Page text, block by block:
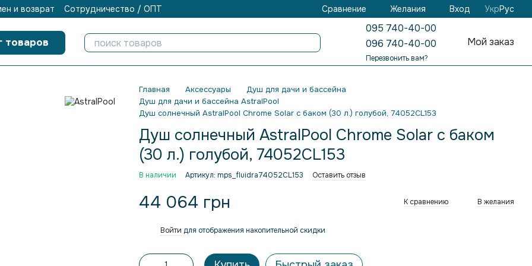
и возврат Сотрудничество / ОПТ Сравнение Желания Вход УкрРус
товаров
095 740-40-00
096 740-40-00
Перезвонить вам?
Мой заказ
Главная Аксессуары
Душ для дачи и бассейна
Душ для дачи и бассейна AstralPool
Душ солнечный AstralPool Chrome Solar с баком (30 л.) голубой, 74052CL153
Душ солнечный AstralPool Chrome Solar с баком
(30 л.) голубой, 74052CL153
В наличии Артикул: mps_fluidra74052CL153 Оставить отзыв
44 064 грн К сравнению В желания
Войти для отображения накопительной скидки